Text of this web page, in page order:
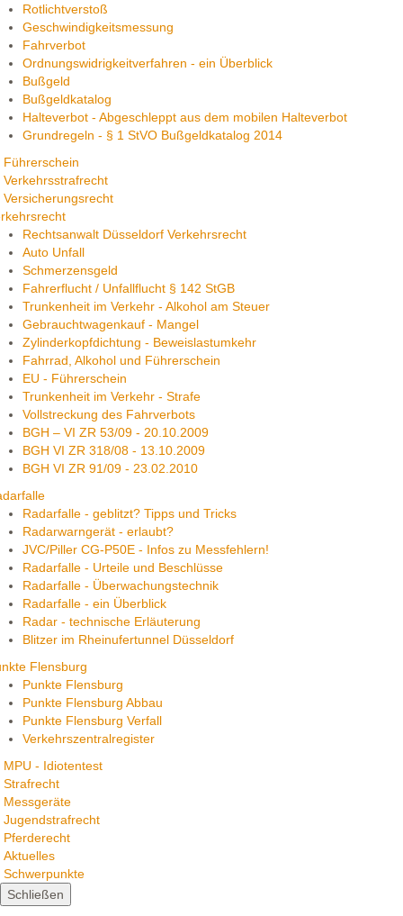
Rotlichtverstoß
Geschwindigkeitsmessung
Fahrverbot
Ordnungswidrigkeitverfahren - ein Überblick
Bußgeld
Bußgeldkatalog
Halteverbot - Abgeschleppt aus dem mobilen Halteverbot
Grundregeln - § 1 StVO Bußgeldkatalog 2014
Führerschein
Verkehrsstrafrecht
Versicherungsrecht
Rechtsanwalt Düsseldorf Verkehrsrecht
Auto Unfall
Schmerzensgeld
Fahrerflucht / Unfallflucht § 142 StGB
Trunkenheit im Verkehr - Alkohol am Steuer
Gebrauchtwagenkauf - Mangel
Zylinderkopfdichtung - Beweislastumkehr
Fahrrad, Alkohol und Führerschein
EU - Führerschein
Trunkenheit im Verkehr - Strafe
Vollstreckung des Fahrverbots
BGH – VI ZR 53/09 - 20.10.2009
BGH VI ZR 318/08 - 13.10.2009
BGH VI ZR 91/09 - 23.02.2010
Radarfalle - geblitzt? Tipps und Tricks
Radarwarngerät - erlaubt?
JVC/Piller CG-P50E - Infos zu Messfehlern!
Radarfalle - Urteile und Beschlüsse
Radarfalle - Überwachungstechnik
Radarfalle - ein Überblick
Radar - technische Erläuterung
Blitzer im Rheinufertunnel Düsseldorf
Flensburg
Punkte Flensburg
Punkte Flensburg Abbau
Punkte Flensburg Verfall
Verkehrszentralregister
MPU - Idiotentest
Strafrecht
Messgeräte
Jugendstrafrecht
Pferderecht
Aktuelles
Schwerpunkte
Schließen